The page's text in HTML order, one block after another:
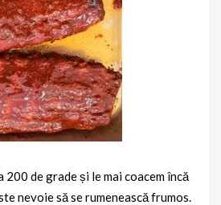
200 de grade și le mai coacem încă
nevoie să se rumenească frumos.